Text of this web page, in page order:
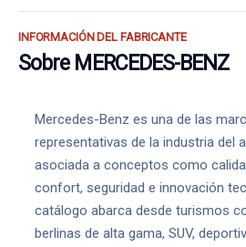
INFORMACIÓN DEL FABRICANTE
Sobre MERCEDES-BENZ
Mercedes-Benz es una de las
representativas de la industria del
asociada a conceptos como
confort, seguridad e innovación
catálogo abarca desde turismos
berlinas de alta gama, SUV,